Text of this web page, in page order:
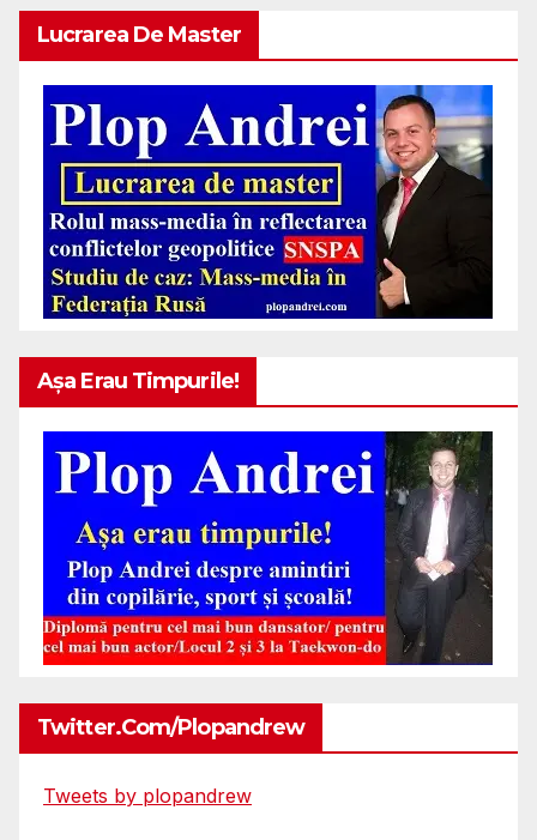
Lucrarea De Master
Așa Erau Timpurile!
Twitter.com/plopandrew
Tweets by plopandrew